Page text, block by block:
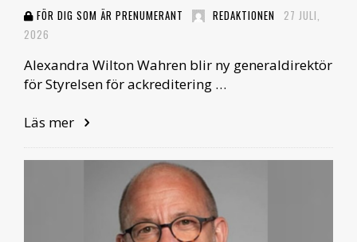
FÖR DIG SOM ÄR PRENUMERANT REDAKTIONEN
27 JULI,
2026
Alexandra Wilton Wahren blir ny generaldirektör
för Styrelsen för ackreditering …
Läs mer